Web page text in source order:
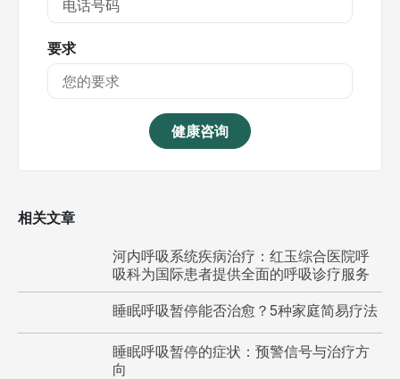
要求
健康咨询
相关文章
河内呼吸系统疾病治疗：红玉综合医院呼
吸科为国际患者提供全面的呼吸诊疗服务
睡眠呼吸暂停能否治愈？5种家庭简易疗法
睡眠呼吸暂停的症状：预警信号与治疗方
向